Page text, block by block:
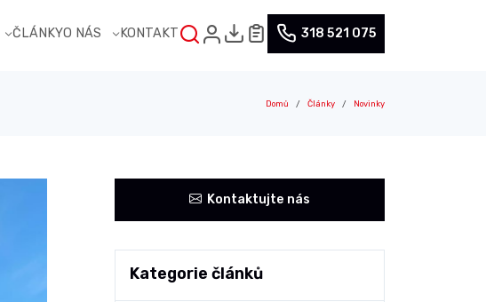
ČLÁNKYO NÁS KONTAKT 318 521 075
Domů Články Novinky
Kontaktujte nás
Kategorie článků